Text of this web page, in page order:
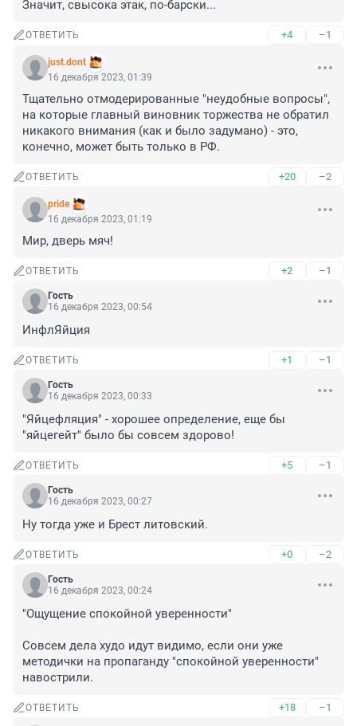
Значит, свысока этак, по-барски...
ОТВЕТИТЬ +4 –1
just.dont
16 декабря 2023, 01:39
Тщательно отмодерированные "неудобные вопросы",
на которые главный виновник торжества не обратил
никакого внимания (как и было задумано) - это,
конечно, может быть только в РФ.
ОТВЕТИТЬ +20 –2
pride
16 декабря 2023, 01:19
Мир, дверь мяч!
ОТВЕТИТЬ +2 –1
Гость
16 декабря 2023, 00:54
ИнфлЯйция
ОТВЕТИТЬ +1 –1
Гость
16 декабря 2023, 00:33
"Яйцефляция" - хорошее определение, еще бы
"яйцегейт" было бы совсем здорово!
ОТВЕТИТЬ +5 –1
Гость
16 декабря 2023, 00:27
Ну тогда уже и Брест литовский.
ОТВЕТИТЬ +0 –2
Гость
16 декабря 2023, 00:24
"Ощущение спокойной уверенности"
Совсем дела худо идут видимо, если они уже
методички на пропаганду "спокойной уверенности"
навострили.
ОТВЕТИТЬ +18 –1